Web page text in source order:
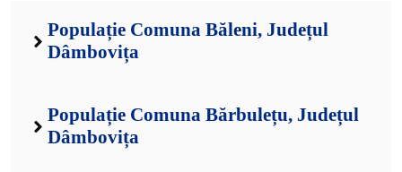
Populație Comuna Băleni, Județul
Dâmbovița
Populație Comuna Bărbulețu, Județul
Dâmbovița